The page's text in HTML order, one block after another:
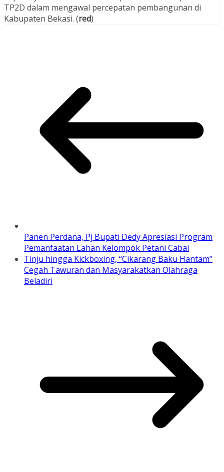
TP2D dalam mengawal percepatan pembangunan di
Kabupaten Bekasi. (red)
Panen Perdana, Pj Bupati Dedy Apresiasi Program
Pemanfaatan Lahan Kelompok Petani Cabai
Tinju hingga Kickboxing, “Cikarang Baku Hantam”
Cegah Tawuran dan Masyarakatkan Olahraga
Beladiri